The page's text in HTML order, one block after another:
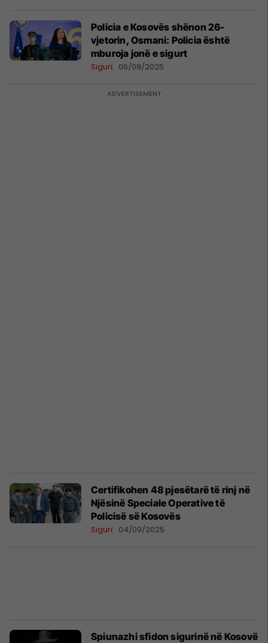
Policia e Kosovës shënon 26-
vjetorin, Osmani: Policia është
mburoja jonë e sigurt
Siguri 06/09/2025
Certifikohen 48 pjesëtarë të rinj në
Njësinë Speciale Operative të
Policisë së Kosovës
Siguri 04/09/2025
Spiunazhi sfidon sigurinë në Kosovë